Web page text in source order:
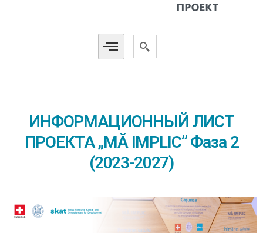
ИНФОРМАЦИОННЫЙ ЛИСТ
ПРОЕКТА „MĂ IMPLIC” Фаза 2
(2023-2027)